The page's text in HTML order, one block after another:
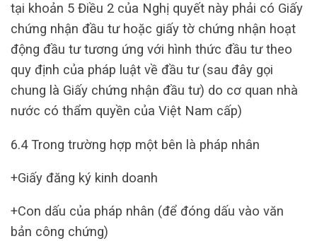
tại khoản 5 Điều 2 của Nghị quyết này phải có Giấy
chứng nhận đầu tư hoặc giấy tờ chứng nhận hoạt
động đầu tư tương ứng với hình thức đầu tư theo
quy định của pháp luật về đầu tư (sau đây gọi
chung là Giấy chứng nhận đầu tư) do cơ quan nhà
nước có thẩm quyền của Việt Nam cấp)
6.4 Trong trường hợp một bên là pháp nhân
+Giấy đăng ký kinh doanh
+Con dấu của pháp nhân (để đóng dấu vào văn
bản công chứng)